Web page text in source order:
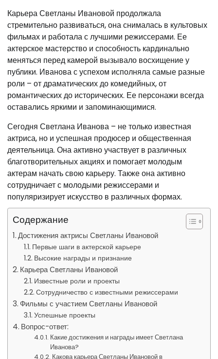
Карьера Светланы Ивановой продолжала
стремительно развиваться, она снималась в культовых
фильмах и работала с лучшими режиссерами. Ее
актерское мастерство и способность кардинально
меняться перед камерой вызывало восхищение у
публики. Иванова с успехом исполняла самые разные
роли – от драматических до комедийных, от
романтических до исторических. Ее персонажи всегда
оставались яркими и запоминающимися.
Сегодня Светлана Иванова – не только известная
актриса, но и успешная продюсер и общественная
деятельница. Она активно участвует в различных
благотворительных акциях и помогает молодым
актерам начать свою карьеру. Также она активно
сотрудничает с молодыми режиссерами и
популяризирует искусство в различных формах.
Содержание
Достижения актрисы Светланы Ивановой
Первые шаги в актерской карьере
Высокие награды и признание
Карьера Светланы Ивановой
Известные роли и проекты
Сотрудничество с известными режиссерами
Фильмы с участием Светланы Ивановой
Успешные проекты
Вопрос-ответ:
Какие достижения и награды имеет Светлана
Иванова?
Какова карьера Светланы Ивановой в